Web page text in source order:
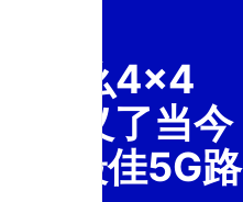
为什么4×4
定义了当今
的最佳5G路